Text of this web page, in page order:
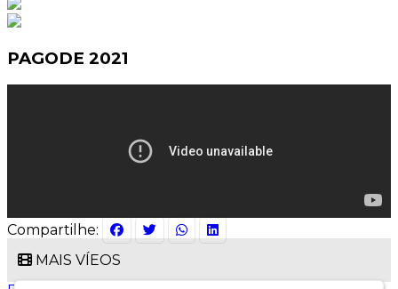
PAGODE 2021
Compartilhe:
MAIS VÍEOS